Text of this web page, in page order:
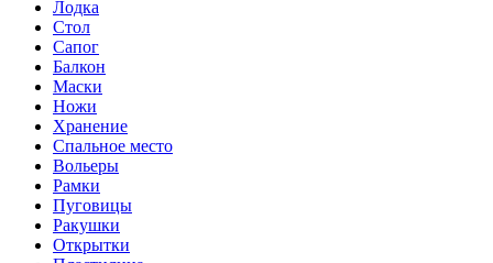
Лодка
Стол
Сапог
Балкон
Маски
Ножи
Хранение
Спальное место
Вольеры
Рамки
Пуговицы
Ракушки
Открытки